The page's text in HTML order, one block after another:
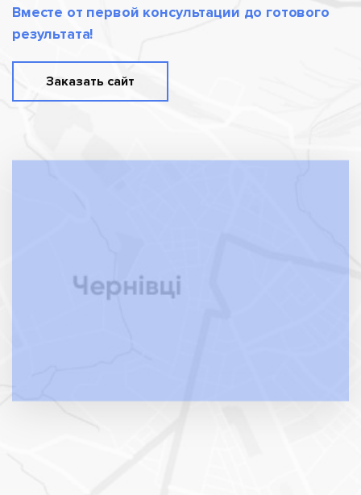
Вместе от первой консультации до готового
результата!
Заказать сайт
Боитесь, что процесс будет слишком